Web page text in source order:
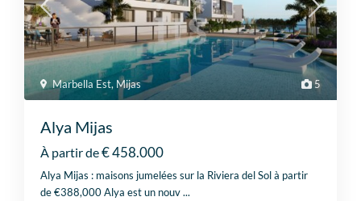
5
Marbella Est, Mijas
Alya Mijas
À partir de€ 458.000
Alya Mijas : maisons jumelées sur la Riviera del Sol à partir
de €388,000 Alya est un nouv...